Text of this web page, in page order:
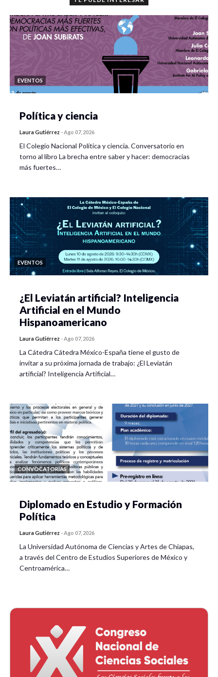
EVENTOS
Política y ciencia
Laura Gutiérrez -Ago 07, 2026
El Colegio Nacional Política y ciencia. Conversatorio en
torno al libro La brecha entre saber y hacer: democracias
más fuertes…
EVENTOS
¿El Leviatán artificial? Inteligencia
Artificial en el Mundo
Hispanoamericano
Laura Gutiérrez -Ago 07, 2026
La Cátedra Cátedra México-España tiene el gusto de
invitar a su próxima jornada de trabajo: ¿El Leviatán
artificial? Inteligencia Artificial…
CONVOCATORIAS
Diplomado en Estudio y Formación
Política
Laura Gutiérrez -Ago 07, 2026
La Universidad Autónoma de Ciencias y Artes de Chiapas,
a través del Centro de Estudios Superiores de México y
Centroamérica…